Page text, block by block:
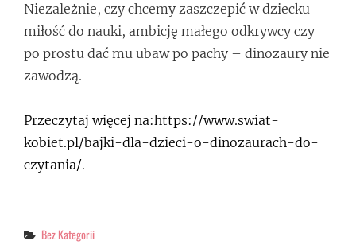
Niezależnie, czy chcemy zaszczepić w dziecku
miłość do nauki, ambicję małego odkrywcy czy
po prostu dać mu ubaw po pachy – dinozaury nie
zawodzą.
Przeczytaj więcej na:https://www.swiat-
kobiet.pl/bajki-dla-dzieci-o-dinozaurach-do-
czytania/.
Categories
Bez Kategorii